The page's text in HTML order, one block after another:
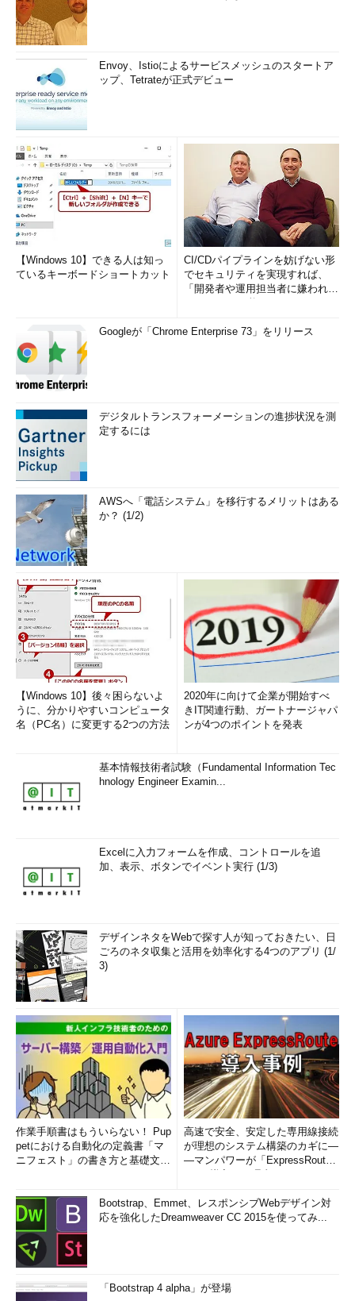
Envoy、Istioによるサービスメッシュのスタートア
ップ、Tetrateが正式デビュー
【Windows 10】できる人は知っ
ているキーボードショートカット
CI/CDパイプラインを妨げない形
でセキュリティを実現すれば、
「開発者や運用担当者に嫌われな
Googleが「Chrome Enterprise 73」をリリース
デジタルトランスフォーメーションの進捗状況を測
定するには
AWSへ「電話システム」を移行するメリットはある
か？ (1/2)
【Windows 10】後々困らないよ
うに、分かりやすいコンピュータ
名（PC名）に変更する2つの方法
2020年に向けて企業が開始すべ
きIT関連行動、ガートナージャパ
ンが4つのポイントを発表
基本情報技術者試験（Fundamental Information Tec
hnology Engineer Examin...
Excelに入力フォームを作成、コントロールを追
加、表示、ボタンでイベント実行 (1/3)
デザインネタをWebで探す人が知っておきたい、日
ごろのネタ収集と活用を効率化する4つのアプリ (1/
3)
作業手順書はもういらない！ Pup
petにおける自動化の定義書「マ
ニフェスト」の書き方と基礎文法
高速で安全、安定した専用線接続
が理想のシステム構築のカギに―
―マンパワーが「ExpressRout
Bootstrap、Emmet、レスポンシブWebデザイン対
応を強化したDreamweaver CC 2015を使ってみ...
「Bootstrap 4 alpha」が登場